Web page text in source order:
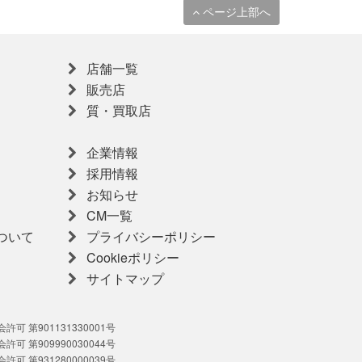
ページ上部へ
いて
店舗一覧
販売店
質・買取店
企業情報
採用情報
お知らせ
CM一覧
プライバシーポリシー
Cookieポリシー
サイトマップ
許可 第901131330001号
許可 第909990030044号